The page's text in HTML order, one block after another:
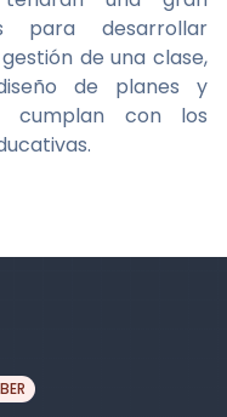
para desarrollar
de una clase,
de planes y
cumplan con los